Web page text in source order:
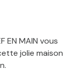
EN MAIN vous
jolie maison